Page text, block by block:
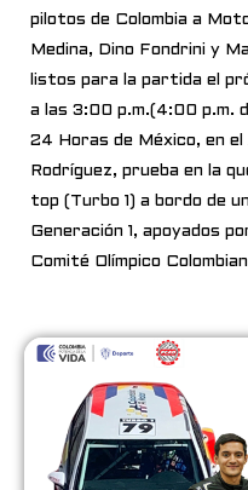
pilotos de Colombia a
Medina, Dino Fondrini y
listos para la partida el
a las 3:00 p.m.(4:00 p.m.
24 Horas de México, en
Rodríguez, prueba en la
top (Turbo 1) a bordo de
Generación 1, apoyados
Comité Olímpico